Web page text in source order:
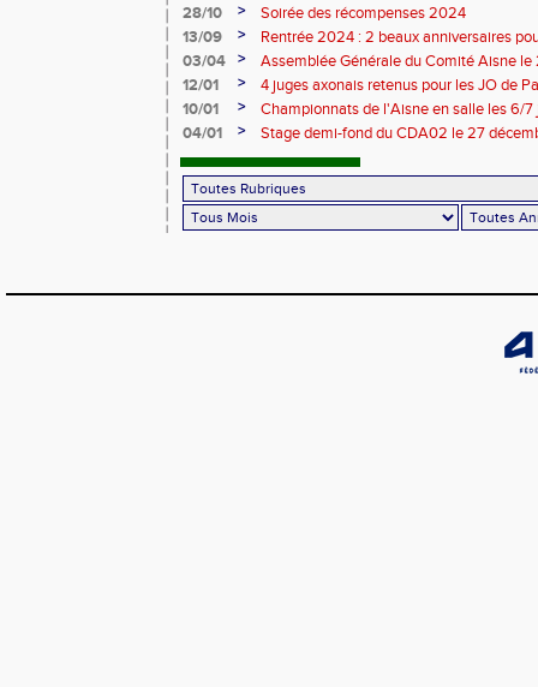
28/10
>
Soirée des récompenses 2024
13/09
>
Rentrée 2024 : 2 beaux anniversaires
l'ACCT et le CA Belleu
03/04 >
Assemblée Générale du Comité Aisne
12/01
>
4 juges axonais retenus pour les JO de
10/01
>
Championnats de l'Aisne en salle les 6/
04/01
> Stage demi-fond du CDA02 le 27